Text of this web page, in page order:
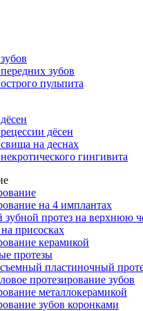
зубов
пульпита
дёсен
на деснах
гингивита
на 4 имплантах
протез на верхнюю
присосках
керамикой
протезы
пластиночный
протезирование зубов
металлокерамикой
зубов коронками